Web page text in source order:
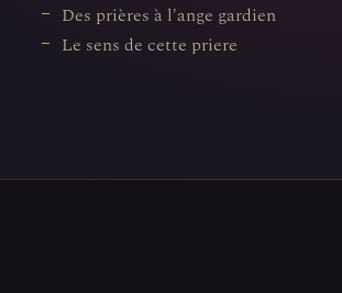
Des prières à l'ange gardien
Le sens de cette priere